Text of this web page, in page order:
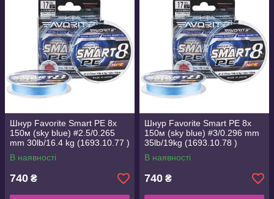
Шнур Favorite Smart PE 8x
150м (sky blue) #2.5/0.265
mm 30lb/16.4 kg (1693.10.77 )
В наявності
740 ₴
Шнур Favorite Smart PE 8x
150м (sky blue) #3/0.296 mm
35lb/19kg (1693.10.78 )
В наявності
740 ₴